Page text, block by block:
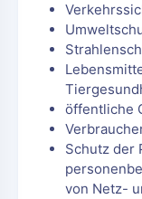
öffentliche
Schutz der
von Netz-